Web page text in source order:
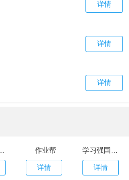
详情
详情
详情
作业帮
详情 详情